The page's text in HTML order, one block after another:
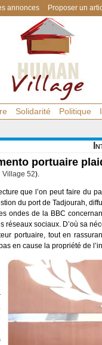
annonces Proposer un
Solidarité Politique
portuaire
Village 52).
que l’on peut faire du
du port de Tadjourah,
ondes de la BBC
réseaux sociaux. D’où sa
portuaire, tout en
en cause la propriété de